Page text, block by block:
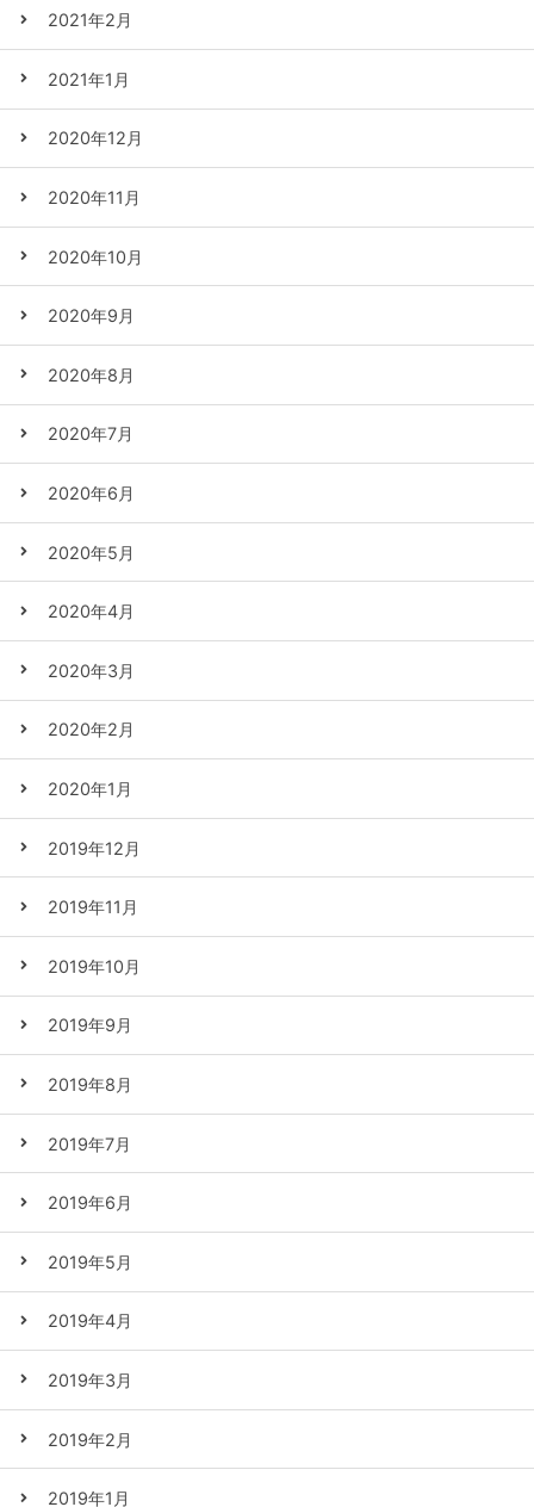
2021年2月
2021年1月
2020年12月
2020年11月
2020年10月
2020年9月
2020年8月
2020年7月
2020年6月
2020年5月
2020年4月
2020年3月
2020年2月
2020年1月
2019年12月
2019年11月
2019年10月
2019年9月
2019年8月
2019年7月
2019年6月
2019年5月
2019年4月
2019年3月
2019年2月
2019年1月